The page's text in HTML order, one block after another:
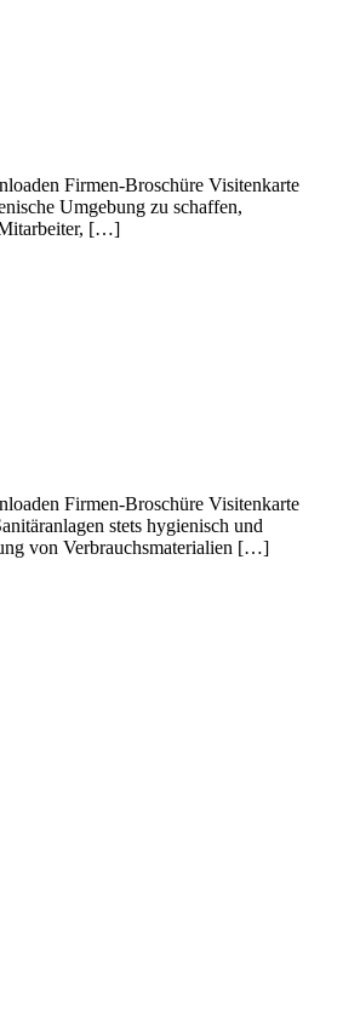
Firmen-Broschüre Visitenkarte
Umgebung zu schaffen,
Mitarbeiter, […]
Firmen-Broschüre Visitenkarte
stets hygienisch und
von Verbrauchsmaterialien […]